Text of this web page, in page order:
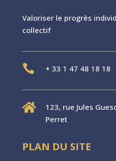
Valoriser le progrès
collectif
 + 33 1 47 48 18 18

123, rue Jules
Perret
PLAN DU SITE